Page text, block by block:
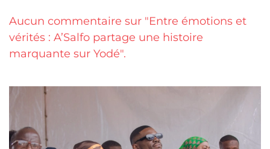
Aucun commentaire sur "Entre émotions et
vérités : A’Salfo partage une histoire
marquante sur Yodé".